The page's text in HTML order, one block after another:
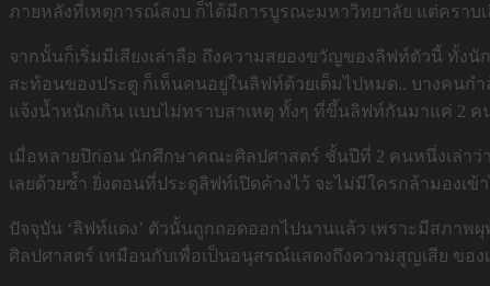
ภายหลังที่เหตุการณ์สงบ ก็ได้มีการบูรณะมหาวิทยาลัย แต่คราบ
จากนั้นก็เริ่มมีเสียงเล่าลือ ถึงความสยองขวัญของลิฟท์ตัวนี้ ทั้ง
สะท้อนของประตู ก็เห็นคนอยู่ในลิฟท์ด้วยเต็มไปหมด.. บางคนก
แจ้งน้ำหนักเกิน แบบไม่ทราบสาเหตุ ทั้งๆ ที่ขึ้นลิฟท์กันมาแค่ 2 ค
เมื่อหลายปีก่อน นักศึกษาคณะศิลปศาสตร์ ชั้นปีที่ 2 คนหนึ่งเล่าว่
เลยด้วยซ้ำ ยิ่งตอนที่ประตูลิฟท์เปิดค้างไว้ จะไม่มีใครกล้ามองเ
ปัจจุบัน ‘ลิฟท์แดง’ ตัวนั้นถูกถอดออกไปนานแล้ว เพราะมีสภาพ
ศิลปศาสตร์ เหมือนกับเพื่อเป็นอนุสรณ์แสดงถึงความสูญเสีย ขอ